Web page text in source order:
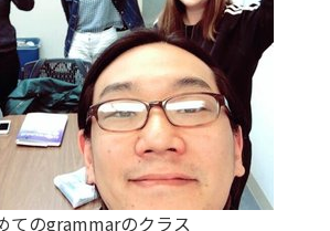
てのgrammarのクラス